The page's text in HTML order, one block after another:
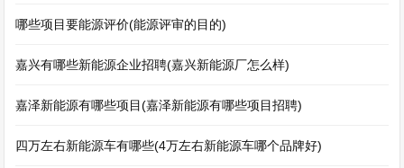
哪些项目要能源评价(能源评审的目的)
嘉兴有哪些新能源企业招聘(嘉兴新能源厂怎么样)
嘉泽新能源有哪些项目(嘉泽新能源有哪些项目招聘)
四万左右新能源车有哪些(4万左右新能源车哪个品牌好)